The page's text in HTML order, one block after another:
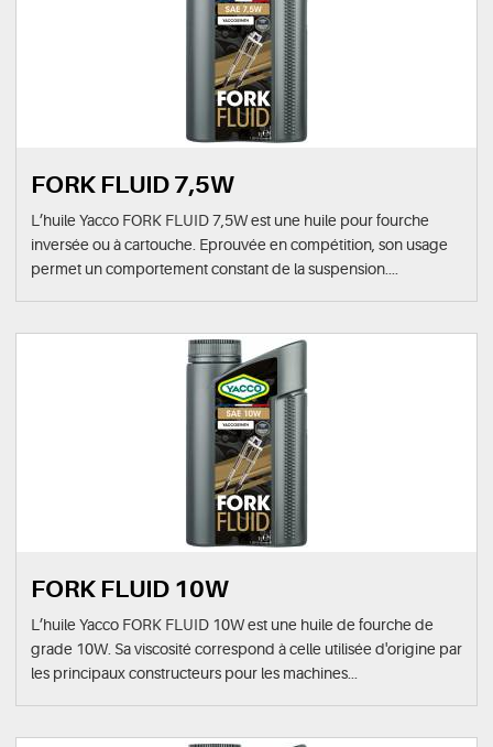
FORK FLUID 7,5W
L’huile Yacco FORK FLUID 7,5W est une huile pour fourche
inversée ou à cartouche. Eprouvée en compétition, son usage
permet un comportement constant de la suspension....
FORK FLUID 10W
L’huile Yacco FORK FLUID 10W est une huile de fourche de
grade 10W. Sa viscosité correspond à celle utilisée d'origine par
les principaux constructeurs pour les machines...